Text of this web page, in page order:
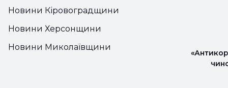
Новини Кіровоградщини
Новини Херсонщини
Новини Миколаївщини